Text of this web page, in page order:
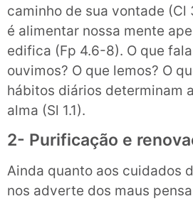
caminho de sua vontade (Cl
é alimentar nossa mente
edifica (Fp 4.6-8). O que
ouvimos? O que lemos? O
hábitos diários determinam
alma (Sl 1.1).
2- Purificação e
Ainda quanto aos cuidados
nos adverte dos maus